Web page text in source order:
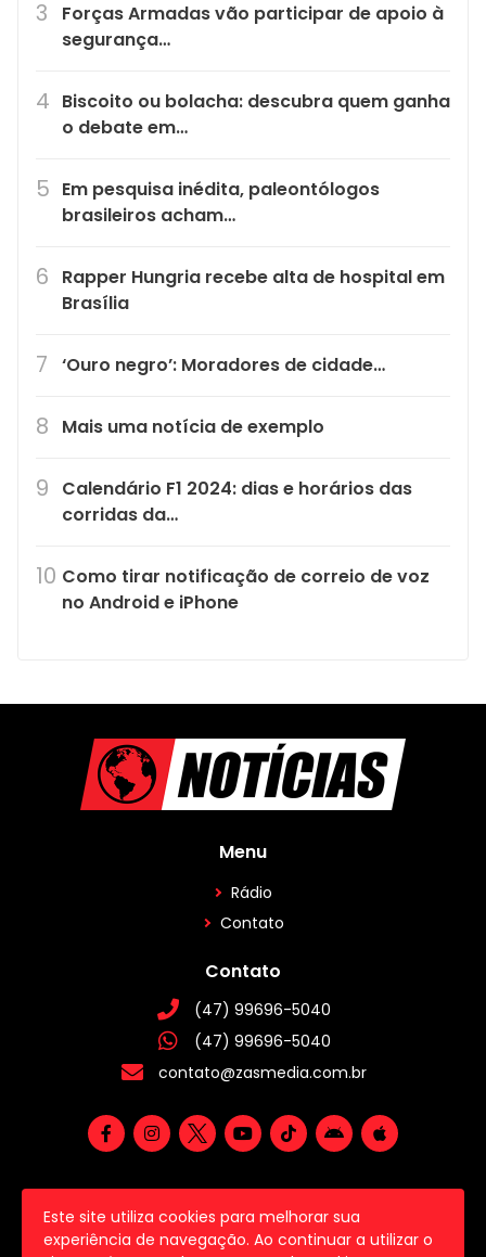
Forças Armadas vão participar de apoio à
segurança…
Biscoito ou bolacha: descubra quem ganha
o debate em…
Em pesquisa inédita, paleontólogos
brasileiros acham…
Rapper Hungria recebe alta de hospital em
Brasília
‘Ouro negro’: Moradores de cidade…
Mais uma notícia de exemplo
Calendário F1 2024: dias e horários das
corridas da…
Como tirar notificação de correio de voz
no Android e iPhone
Este site utiliza cookies para melhorar sua
experiência de navegação. Ao continuar a utilizar o
Menu
Rádio
Contato
Contato
(47) 99696-5040
(47) 99696-5040
contato@zasmedia.com.br
2026 © Todos os direitos reservados.